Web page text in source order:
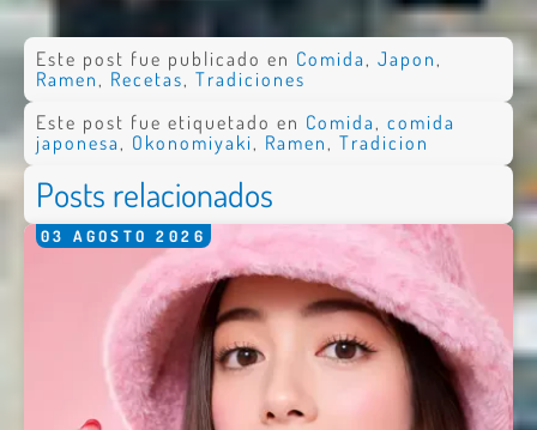
Este post fue publicado en Comida , Japon ,
Ramen , Recetas, Tradiciones
Este post fue etiquetado en Comida, comida
japonesa, Okonomiyaki, Ramen, Tradicion
Posts relacionados
03 AGOSTO 2026